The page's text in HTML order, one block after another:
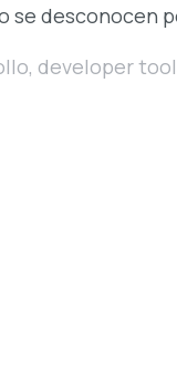
se desconocen
, developer